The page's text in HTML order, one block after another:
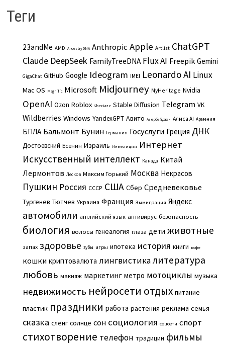
Теги
23andMe AMD AncestryDNA Anthropic Apple Artlist ChatGPT
Claude DeepSeek FamilyTreeDNA Flux AI Freepik Gemini
GigaChat GitHub Google Ideogram IMEI Leonardo AI Linux
Mac OS Magnific Microsoft Midjourney MyHeritage Nvidia
OpenAI Ozon Roblox SberJazz Stable Diffusion Telegram VK
Wildberries Windows YandexGPT Авито Азербайджан Алиса AI Армения
БПЛА Бальмонт Бунин Германия Госуслуги Греция ДНК
Достоевский Есенин Израиль Инвестиции Интернет
Искусственный интеллект Канада Китай
Лермонтов Лесков Максим Горький Москва Некрасов
Пушкин Россия СССР США Сбер Средневековье
Тургенев Тютчев Украина Франция Эммиграция Яндекс
автомобили английский язык антивирус безопасность
биология волосы генеалогия глаза дети животные
запах здоровье зубы игры ипотека история книги кофе
кошки криптовалюта лингвистикалитература
любовь макияж маркетинг метро мотоциклы музыка
недвижимость нейросети отдых питание
пластик праздники работа растения реклама семья
сказка сленг солнце сон социология соцсети спорт
стихотворение телефон традиции фильмы